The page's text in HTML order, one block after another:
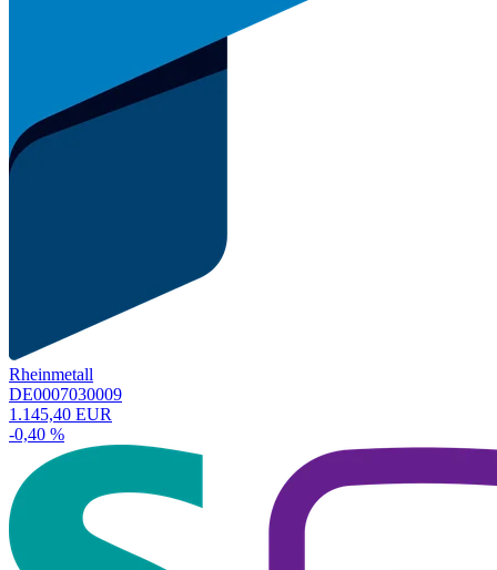
Rheinmetall
DE0007030009
1.145,40 EUR
-0,40 %